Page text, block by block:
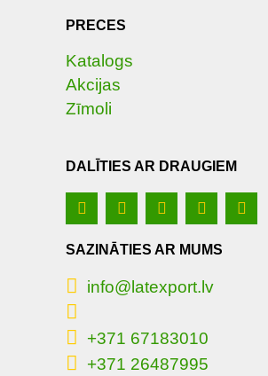
PRECES
Katalogs
Akcijas
Zīmoli
DALĪTIES AR DRAUGIEM
SAZINĀTIES AR MUMS
info@latexport.lv
+371 67183010
+371 26487995